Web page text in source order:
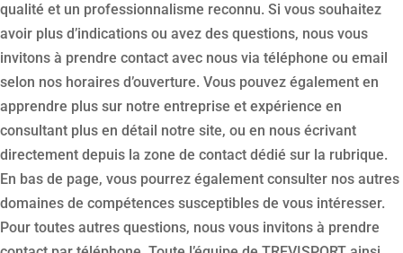
qualité et un professionnalisme reconnu. Si vous souhaitez
avoir plus d’indications ou avez des questions, nous vous
invitons à prendre contact avec nous via téléphone ou email
selon nos horaires d’ouverture. Vous pouvez également en
apprendre plus sur notre entreprise et expérience en
consultant plus en détail notre site, ou en nous écrivant
directement depuis la zone de contact dédié sur la rubrique.
En bas de page, vous pourrez également consulter nos autres
domaines de compétences susceptibles de vous intéresser.
Pour toutes autres questions, nous vous invitons à prendre